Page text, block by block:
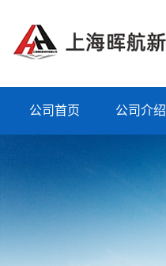
公司首页 公司介绍